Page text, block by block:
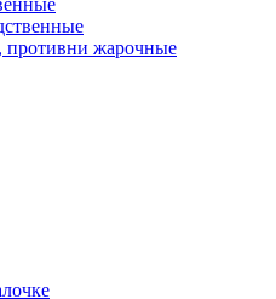
противни жарочные